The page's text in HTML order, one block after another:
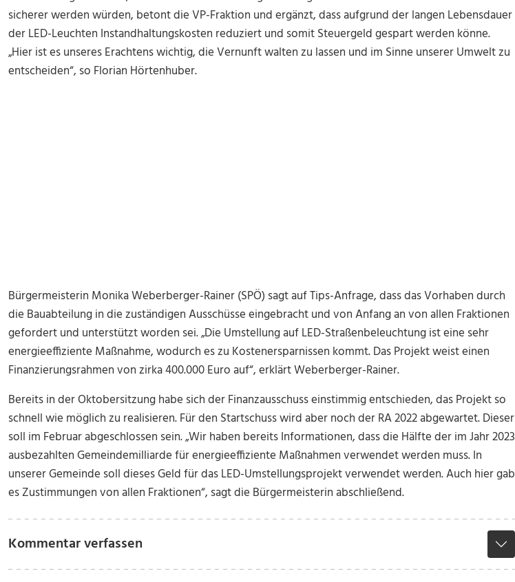
sicherer werden würden, betont die VP-Fraktion und ergänzt, dass aufgrund der langen Lebensdauer
der LED-Leuchten Instandhaltungskosten reduziert und somit Steuergeld gespart werden könne.
„Hier ist es unseres Erachtens wichtig, die Vernunft walten zu lassen und im Sinne unserer Umwelt zu
entscheiden“, so Florian Hörtenhuber.
Bürgermeisterin Monika Weberberger-Rainer (SPÖ) sagt auf Tips-Anfrage, dass das Vorhaben durch
die Bauabteilung in die zuständigen Ausschüsse eingebracht und von Anfang an von allen Fraktionen
gefordert und unterstützt worden sei. „Die Umstellung auf LED-Straßenbeleuchtung ist eine sehr
energieeffiziente Maßnahme, wodurch es zu Kostenersparnissen kommt. Das Projekt weist einen
Finanzierungsrahmen von zirka 400.000 Euro auf“, erklärt Weberberger-Rainer.
Bereits in der Oktobersitzung habe sich der Finanzausschuss einstimmig entschieden, das Projekt so
schnell wie möglich zu realisieren. Für den Startschuss wird aber noch der RA 2022 abgewartet. Dieser
soll im Februar abgeschlossen sein. „Wir haben bereits Informationen, dass die Hälfte der im Jahr 2023
ausbezahlten Gemeindemilliarde für energieeffiziente Maßnahmen verwendet werden muss. In
unserer Gemeinde soll dieses Geld für das LED-Umstellungsprojekt verwendet werden. Auch hier gab
es Zustimmungen von allen Fraktionen“, sagt die Bürgermeisterin abschließend.
Kommentar verfassen